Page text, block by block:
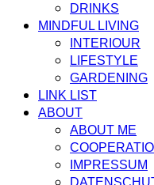
DRINKS
MINDFUL LIVING
INTERIOUR
LIFESTYLE
GARDENING
LINK LIST
ABOUT
ABOUT ME
IMPRESSUM